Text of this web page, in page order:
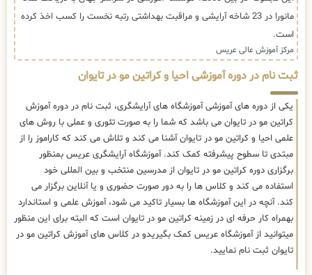
مانورا در 23 شاخه آرایشی و مراقبت بهداشتی رتبه نخست را کسب اخذ کرده
است.
مرکز آموزش عالی عریس
ثبت نام در دوره آموزشی احیا و کراتین مو در تایوان
یکی از دوره های آموزشی آموزشگاه های آرایشگری، ثبت نام در دوره آموزش
کراتین مو در تایوان می باشد که شما را به صورت تئوری و عملی با روش های
علمی احیا و کراتین مو در تایوان آشنا می کند و تلاش می کند که کاراموز را از
مبتدی تا سطوح پیشرفته کمک کند. آموزشگاه آرایشگری عریس بمنظور
برگزاری دوره کراتین مو در تایوان از مدرسین منتخب و بین المللی خود
استفاده می کند و کلاس ها را به دور صورت حضوری و یا آنلاین برگزار می
کند. آنچه در این آموزشگاه ها بسیار تاکید می شود، آموزش علمی و استاندارد
بهمراه کار حرفه ای در زمینه کراتین مو در تایوان است که البته برای این منظور
میتوانید از آموزشگاه عریس کمک بگیریدو در کلاس های آموزش کراتین مو در
تایوان ثبت نام نمایید.